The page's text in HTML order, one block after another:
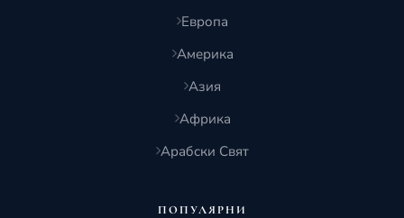
Европа
Америка
Азия
Африка
Арабски Свят
ПОПУЛЯРНИ